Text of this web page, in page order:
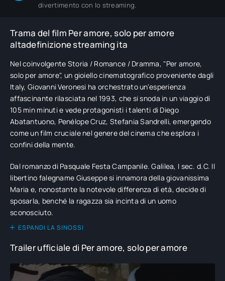
divertimento con lo streaming.
Trama del film Per amore, solo per amore
altadefinizione streaming ita
Nel coinvolgente Storia / Romance / Dramma, "Per amore,
solo per amore", un gioiello cinematografico proveniente dagli
Italy, Giovanni Veronesi ha orchestrato un'esperienza
affascinante rilasciata nel 1993, che si snoda in un viaggio di
105 min minuti e vede protagonisti i talenti di Diego
Abatantuono, Penélope Cruz, Stefania Sandrelli, emergendo
come un film cruciale nel genere del cinema che esplora i
confini della mente.
Dal romanzo di Pasquale Festa Campanile. Galilea, I sec. d.C. Il
libertino falegname Giuseppe si innamora della giovanissima
Maria e, nonostante la notevole differenza di età, decide di
sposarla, benché la ragazza sia incinta di un uomo
sconosciuto.
ESPANDI LA SINOSSI
Trailer ufficiale di Per amore, solo per amore